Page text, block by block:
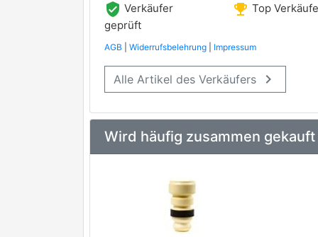
MEHA AUTOMOTIVE
ORIGINAL IMPERIUM
STC
verified_user Verkäufer
geprüft
emoji_events Top
AGB Widerrufsbelehrung Impressum
Alle Artikel des Verkäufers keyboard_arrow_right
Wird häufig zusammen gekauft